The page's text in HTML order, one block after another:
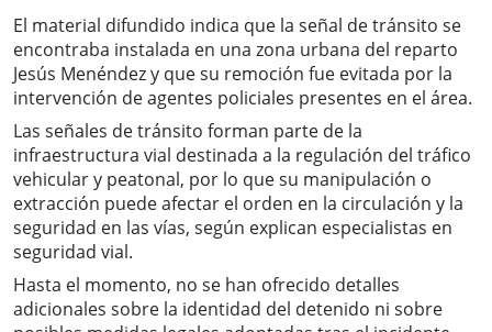
El material difundido indica que la señal de tránsito se
encontraba instalada en una zona urbana del reparto
Jesús Menéndez y que su remoción fue evitada por la
intervención de agentes policiales presentes en el área.
Las señales de tránsito forman parte de la
infraestructura vial destinada a la regulación del tráfico
vehicular y peatonal, por lo que su manipulación o
extracción puede afectar el orden en la circulación y la
seguridad en las vías, según explican especialistas en
seguridad vial.
Hasta el momento, no se han ofrecido detalles
adicionales sobre la identidad del detenido ni sobre